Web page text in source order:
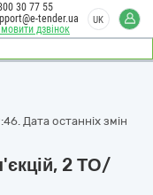
дзвінок
30 77 55
tender.ua
UK
Дата останніх змін
2 ТО/